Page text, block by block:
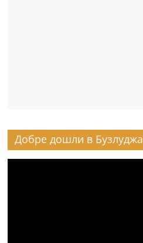
Добре дошли в Бузлуджа